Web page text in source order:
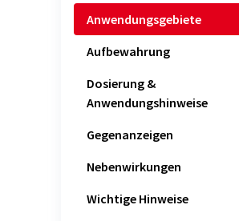
Anwendungsgebiete
Aufbewahrung
Dosierung &
Anwendungshinweise
Gegenanzeigen
Nebenwirkungen
Wichtige Hinweise